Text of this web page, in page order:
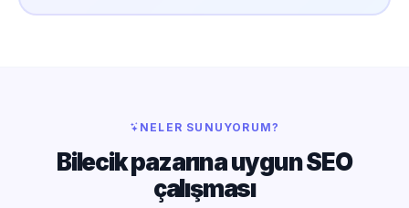
NELER SUNUYORUM?
Bilecik pazarına uygun SEO
çalışması